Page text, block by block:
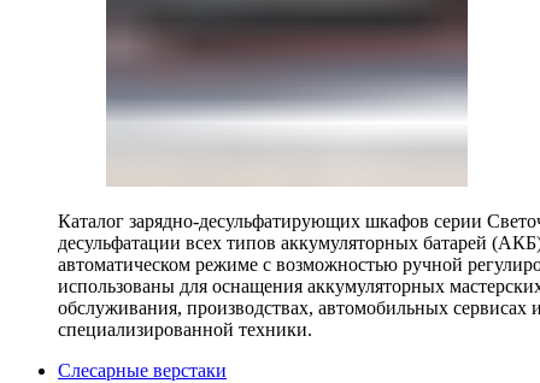
Каталог зарядно-десульфатирующих шкафов серии
десульфатации всех типов аккумуляторных батарей
автоматическом режиме с возможностью ручной
использованы для оснащения аккумуляторных
обслуживания, производствах, автомобильных
специализированной техники.
Слесарные верстаки